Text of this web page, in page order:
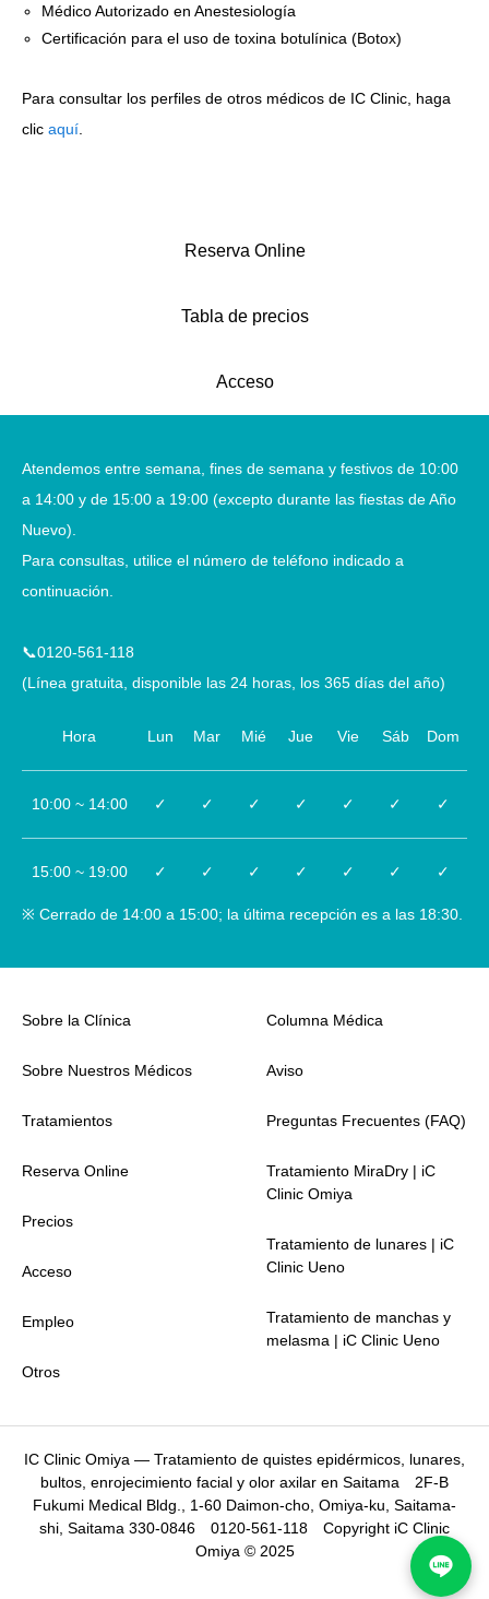
Médico Autorizado en Anestesiología
Certificación para el uso de toxina botulínica (Botox)
Para consultar los perfiles de otros médicos de IC Clinic, haga
clic aquí
Reserva Online
Tabla de precios
Acceso
Atendemos entre semana, fines de semana y festivos de 10:00
a 14:00 y de 15:00 a 19:00 (excepto durante las fiestas de Año
Nuevo).
Para consultas, utilice el número de teléfono indicado a
continuación.
📞0120-561-118
(Línea gratuita, disponible las 24 horas, los 365 días del año)
Hora Lun Mar Mié Jue Vie Sáb Dom
10:00 ~ 14:00 ✓ ✓ ✓ ✓ ✓ ✓ ✓
15:00 ~ 19:00 ✓ ✓ ✓ ✓ ✓ ✓ ✓
※ Cerrado de 14:00 a 15:00; la última recepción es a las 18:30.
Sobre la Clínica
Sobre Nuestros Médicos
Tratamientos
Reserva Online
Precios
Acceso
Empleo
Otros
Columna Médica
Aviso
Preguntas Frecuentes (FAQ)
Tratamiento MiraDry | iC
Clinic Omiya
Tratamiento de lunares | iC
Clinic Ueno
Tratamiento de manchas y
melasma | iC Clinic Ueno
IC Clinic Omiya — Tratamiento de quistes epidérmicos, lunares,
bultos, enrojecimiento facial y olor axilar en Saitama 2F-B
Fukumi Medical Bldg., 1-60 Daimon-cho, Omiya-ku, Saitama-
shi, Saitama 330-0846 0120-561-118 Copyright iC Clinic
Omiya © 2025